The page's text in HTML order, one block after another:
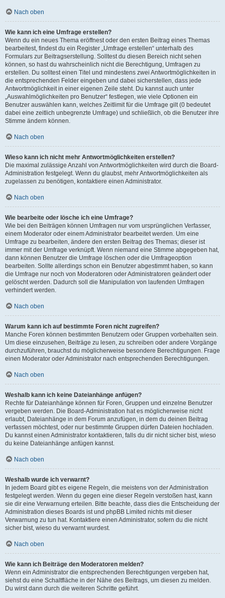
Nach oben
Wie kann ich eine Umfrage erstellen?
Wenn du ein neues Thema eröffnest oder den ersten Beitrag eines Themas
bearbeitest, findest du ein Register „Umfrage erstellen“ unterhalb des
Formulars zur Beitragserstellung. Solltest du diesen Bereich nicht sehen
können, so hast du wahrscheinlich nicht die Berechtigung, Umfragen zu
erstellen. Du solltest einen Titel und mindestens zwei Antwortmöglichkeiten in
die entsprechenden Felder eingeben und dabei sicherstellen, dass jede
Antwortmöglichkeit in einer eigenen Zeile steht. Du kannst auch unter
„Auswahlmöglichkeiten pro Benutzer“ festlegen, wie viele Optionen ein
Benutzer auswählen kann, welches Zeitlimit für die Umfrage gilt (0 bedeutet
dabei eine zeitlich unbegrenzte Umfrage) und schließlich, ob die Benutzer ihre
Stimme ändern können.
Nach oben
Wieso kann ich nicht mehr Antwortmöglichkeiten erstellen?
Die maximal zulässige Anzahl von Antwortmöglichkeiten wird durch die Board-
Administration festgelegt. Wenn du glaubst, mehr Antwortmöglichkeiten als
zugelassen zu benötigen, kontaktiere einen Administrator.
Nach oben
Wie bearbeite oder lösche ich eine Umfrage?
Wie bei den Beiträgen können Umfragen nur vom ursprünglichen Verfasser,
einem Moderator oder einem Administrator bearbeitet werden. Um eine
Umfrage zu bearbeiten, ändere den ersten Beitrag des Themas; dieser ist
immer mit der Umfrage verknüpft. Wenn niemand eine Stimme abgegeben hat,
dann können Benutzer die Umfrage löschen oder die Umfrageoption
bearbeiten. Sollte allerdings schon ein Benutzer abgestimmt haben, so kann
die Umfrage nur noch von Moderatoren oder Administratoren geändert oder
gelöscht werden. Dadurch soll die Manipulation von laufenden Umfragen
verhindert werden.
Nach oben
Warum kann ich auf bestimmte Foren nicht zugreifen?
Manche Foren können bestimmten Benutzern oder Gruppen vorbehalten sein.
Um diese einzusehen, Beiträge zu lesen, zu schreiben oder andere Vorgänge
durchzuführen, brauchst du möglicherweise besondere Berechtigungen. Frage
einen Moderator oder Administrator nach entsprechenden Berechtigungen.
Nach oben
Weshalb kann ich keine Dateianhänge anfügen?
Rechte für Dateianhänge können für Foren, Gruppen und einzelne Benutzer
vergeben werden. Die Board-Administration hat es möglicherweise nicht
erlaubt, Dateianhänge in dem Forum anzufügen, in dem du deinen Beitrag
verfassen möchtest, oder nur bestimmte Gruppen dürfen Dateien hochladen.
Du kannst einen Administrator kontaktieren, falls du dir nicht sicher bist, wieso
du keine Dateianhänge anfügen kannst.
Nach oben
Weshalb wurde ich verwarnt?
In jedem Board gibt es eigene Regeln, die meistens von der Administration
festgelegt werden. Wenn du gegen eine dieser Regeln verstoßen hast, kann
sie dir eine Verwarnung erteilen. Bitte beachte, dass dies die Entscheidung der
Administration dieses Boards ist und phpBB Limited nichts mit dieser
Verwarnung zu tun hat. Kontaktiere einen Administrator, sofern du die nicht
sicher bist, wieso du verwarnt wurdest.
Nach oben
Wie kann ich Beiträge den Moderatoren melden?
Wenn ein Administrator die entsprechenden Berechtigungen vergeben hat,
siehst du eine Schaltfläche in der Nähe des Beitrags, um diesen zu melden.
Du wirst dann durch die weiteren Schritte geführt.